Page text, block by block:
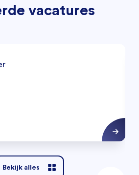
vacatures
Bekijk alles